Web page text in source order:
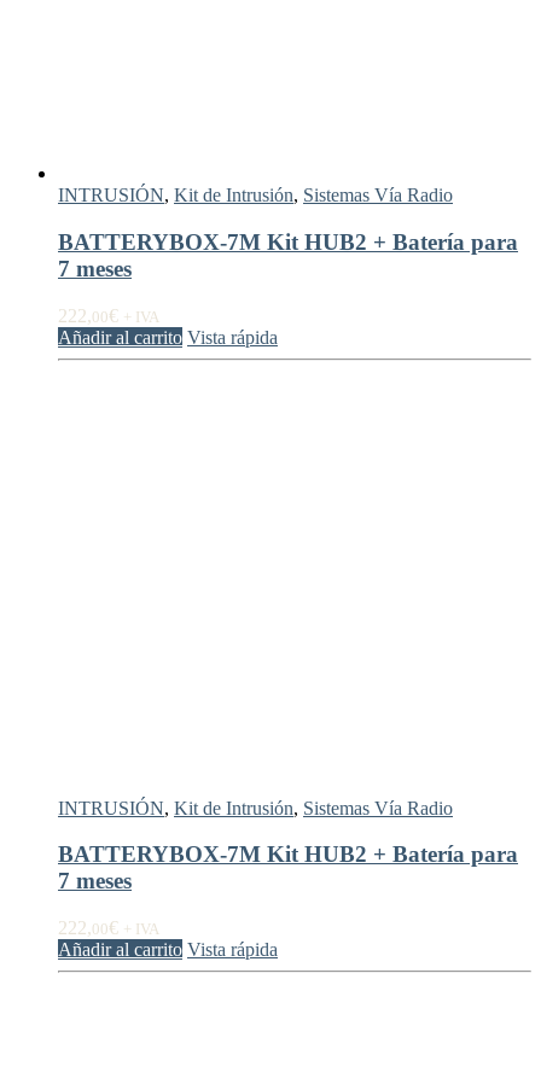
INTRUSIÓN, Kit de Intrusión, Sistemas Vía Radio
BATTERYBOX-7M Kit HUB2 + Batería para
7 meses
222,00€ + IVA
Añadir al carrito Vista rápida
INTRUSIÓN, Kit de Intrusión, Sistemas Vía Radio
BATTERYBOX-7M Kit HUB2 + Batería para
7 meses
222,00€ + IVA
Añadir al carrito Vista rápida